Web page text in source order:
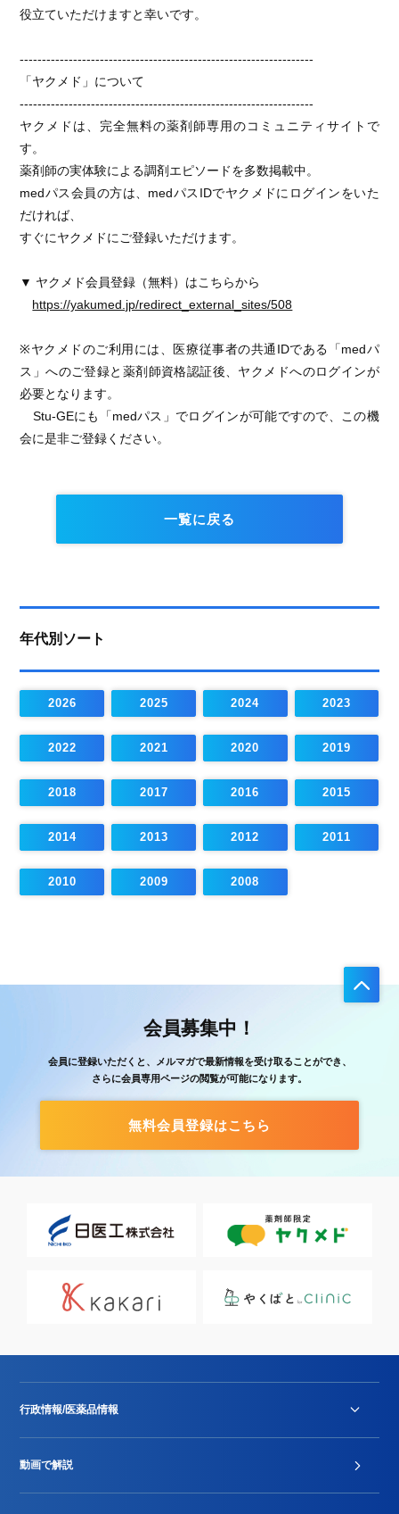
役立ていただけますと幸いです。
------------------------------------------------------------------
「ヤクメド」について
------------------------------------------------------------------
ヤクメドは、完全無料の薬剤師専用のコミュニティサイトで
す。
薬剤師の実体験による調剤エピソードを多数掲載中。
medパス会員の方は、medパスIDでヤクメドにログインをいた
だければ、
すぐにヤクメドにご登録いただけます。
▼ ヤクメド会員登録（無料）はこちらから
https://yakumed.jp/redirect_external_sites/508
※ヤクメドのご利用には、医療従事者の共通IDである「medパ
ス」へのご登録と薬剤師資格認証後、ヤクメドへのログインが
必要となります。
Stu-GEにも「medパス」でログインが可能ですので、この機
会に是非ご登録ください。
一覧に戻る
年代別ソート
2026 2025 2024 2023
2022 2021 2020 2019
2018 2017 2016 2015
2014 2013 2012 2011
2010 2009 2008
会員募集中！
会員に登録いただくと、メルマガで最新情報を受け取ることができ、
さらに会員専用ページの閲覧が可能になります。
無料会員登録はこちら
行政情報/医薬品情報
動画で解説